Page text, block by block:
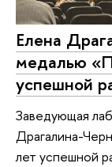
Елена
медалью
успешной
Заведующая
Драгалина-
лет успешной